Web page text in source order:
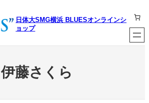
日体大SMG横浜 BLUESオンラインシ
ョップ
伊藤さくら